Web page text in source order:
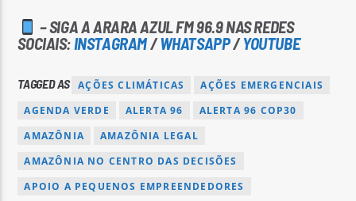
– SIGA A ARARA AZUL FM 96.9 NAS REDES
SOCIAIS:INSTAGRAM/WHATSAPP/YOUTUBE
TAGGED AS AÇÕES CLIMÁTICAS
AÇÕES EMERGENCIAIS
AGENDA VERDE
ALERTA 96
ALERTA 96 COP30
AMAZÔNIA
AMAZÔNIA LEGAL
AMAZÔNIA NO CENTRO DAS DECISÕES
APOIO A PEQUENOS EMPREENDEDORES